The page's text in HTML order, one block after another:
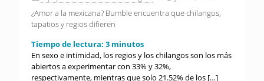
¿Amor a la mexicana? Bumble encuentra que chilangos,
tapatios y regios difieren
Tiempo de lectura: 3 minutos
En sexo e intimidad, los regios y los chilangos son los más
abiertos a experimentar con 33% y 32%,
respectivamente, mientras que solo 21.52% de los […]